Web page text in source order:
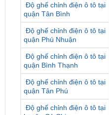
Độ ghế chỉnh điện ô tô tại
quận Phú Nhuận
Độ ghế chỉnh điện ô tô tại
quận Bình Thạnh
Độ ghế chỉnh điện ô tô tại
quận Tân Phú
Độ ghế chỉnh điện ô tô tại
huyện Củ Chi